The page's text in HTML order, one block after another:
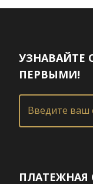
УЗНАВАЙТЕ
ПЕРВЫМИ!
Введите ваш
ПЛАТЕЖНАЯ